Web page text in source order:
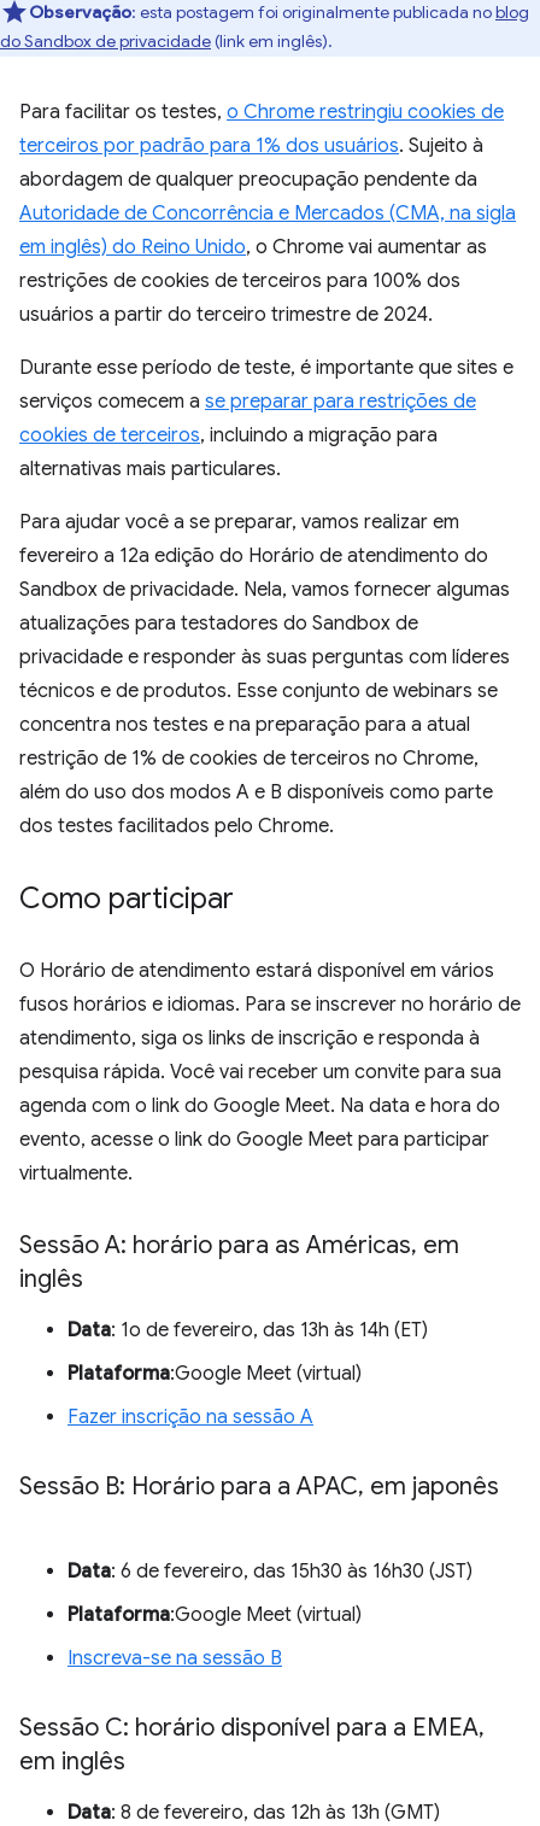
Observação: esta postagem foi originalmente publicada noblog
do Sandbox de privacidade(link em inglês).
Para facilitar os testes, o Chrome restringiu cookies de
terceiros por padrão para 1% dos usuários. Sujeito à
abordagem de qualquer preocupação pendente da
Autoridade de Concorrência e Mercados (CMA, na sigla
em inglês) do Reino Unido, o Chrome vai aumentar as
restrições de cookies de terceiros para 100% dos
usuários a partir do terceiro trimestre de 2024.
Durante esse período de teste, é importante que sites e
serviços comecem a se preparar para restrições de
cookies de terceiros, incluindo a migração para
alternativas mais particulares.
Para ajudar você a se preparar, vamos realizar em
fevereiro a 12a edição do Horário de atendimento do
Sandbox de privacidade. Nela, vamos fornecer algumas
atualizações para testadores do Sandbox de
privacidade e responder às suas perguntas com líderes
técnicos e de produtos. Esse conjunto de webinars se
concentra nos testes e na preparação para a atual
restrição de 1% de cookies de terceiros no Chrome,
além do uso dos modos A e B disponíveis como parte
dos testes facilitados pelo Chrome.
Como participar
O Horário de atendimento estará disponível em vários
fusos horários e idiomas. Para se inscrever no horário de
atendimento, siga os links de inscrição e responda à
pesquisa rápida. Você vai receber um convite para sua
agenda com o link do Google Meet. Na data e hora do
evento, acesse o link do Google Meet para participar
virtualmente.
Sessão A: horário para as Américas, em
inglês
Data: 1o de fevereiro, das 13h às 14h (ET)
Plataforma:Google Meet (virtual)
Fazer inscrição na sessão A
Sessão B: Horário para a APAC, em japonês
Data: 6 de fevereiro, das 15h30 às 16h30 (JST)
Plataforma:Google Meet (virtual)
Inscreva-se na sessão B
Sessão C: horário disponível para a EMEA,
em inglês
Data: 8 de fevereiro, das 12h às 13h (GMT)